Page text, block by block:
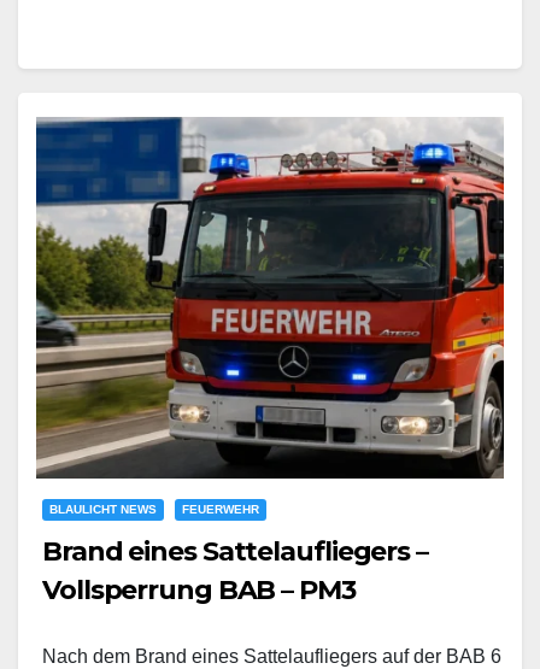
BLAULICHT NEWS FEUERWEHR
Brand eines Sattelaufliegers –
Vollsperrung BAB – PM3
Nach dem Brand eines Sattelaufliegers auf der BAB 6